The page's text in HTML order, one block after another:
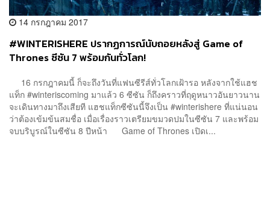
14 กรกฎาคม 2017
#WINTERISHERE ปรากฏการณ์นับถอยหลังสู่ Game of
Thrones ซีซัน 7 พร้อมกันทั่วโลก!
16 กรกฎาคมนี้ ก็จะถึงวันที่แฟนซีรีส์ทั่วโลกเฝ้ารอ หลังจากใช้แฮช
แท็ก #winteriscoming มาแล้ว 6 ซีซัน ก็ถึงคราวที่ฤดูหนาวอันยาวนาน
จะเดินทางมาถึงเสียที แฮชแท็กซีซันนี้จึงเป็น #winterishere ที่แน่นอน
ว่าต้องเข้มข้นสมชื่อ เมื่อเรื่องราวเตรียมขมวดปมในซีซัน 7 และพร้อม
จบบริบูรณ์ในซีซัน 8 ปีหน้า Game of Thrones เปิดเ...